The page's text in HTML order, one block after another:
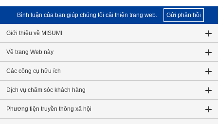
Bình luận của bạn giúp chúng tôi cải thiện trang web. Gửi phản hồi
Giới thiệu về MISUMI
Về trang Web này
Các công cụ hữu ích
Dịch vụ chăm sóc khách hàng
Phương tiện truyền thông xã hội